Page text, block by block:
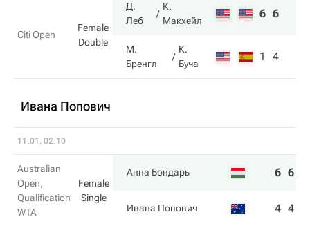
Citi Open
Female
Double
Д.
Леб
К.
Макхейл
6 6
М.
Бренгл
К.
Буча
1 4
Ивана Попович
11.01, 02:10
Australian
Open,
Qualification
WTA
Female
Single
Анна Бондарь 6 6
Ивана Попович 4 4